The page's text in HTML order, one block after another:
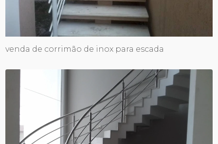
venda de corrimão de inox para escada